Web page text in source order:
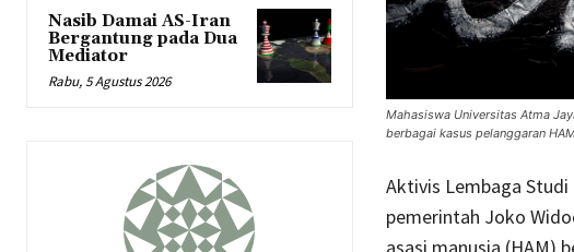
Nasib Damai AS-Iran
Bergantung pada Dua
Mediator
Rabu, 5 Agustus 2026
Mahasiswa Universitas Atma
berbagai kasus pelanggaran
Aktivis Lembaga Studi
pemerintah Joko